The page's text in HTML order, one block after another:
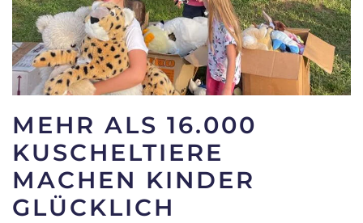
MEHR ALS 16.000
KUSCHELTIERE
MACHEN KINDER
GLÜCKLICH